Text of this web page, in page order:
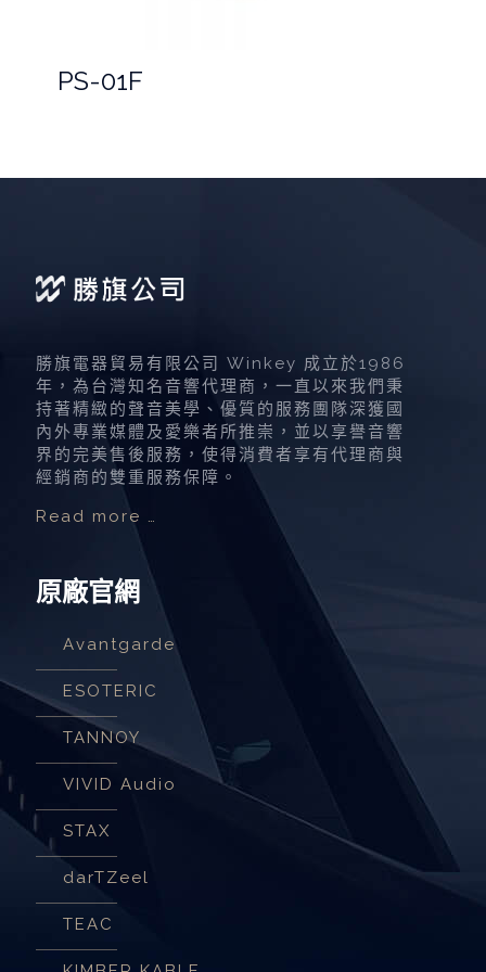
PS-01F
勝旗電器貿易有限公司 Winkey 成立於1986
年，為台灣知名音響代理商，一直以來我們秉
持著精緻的聲音美學、優質的服務團隊深獲國
內外專業媒體及愛樂者所推崇，並以享譽音響
界的完美售後服務，使得消費者享有代理商與
經銷商的雙重服務保障。
Read more …
原廠官網
Avantgarde
ESOTERIC
TANNOY
VIVID Audio
STAX
darTZeel
TEAC